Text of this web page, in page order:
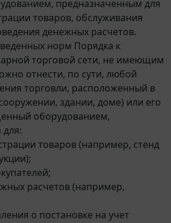
предназначенным для
товаров, обслуживания
денежных расчетов.
норм Порядка к
торговой сети, не имеющим
отнести, по сути, любой
торговли, расположенный в
здании, доме) или его
оборудованием,
товаров (например, стенд
расчетов (например,
о постановке на учет